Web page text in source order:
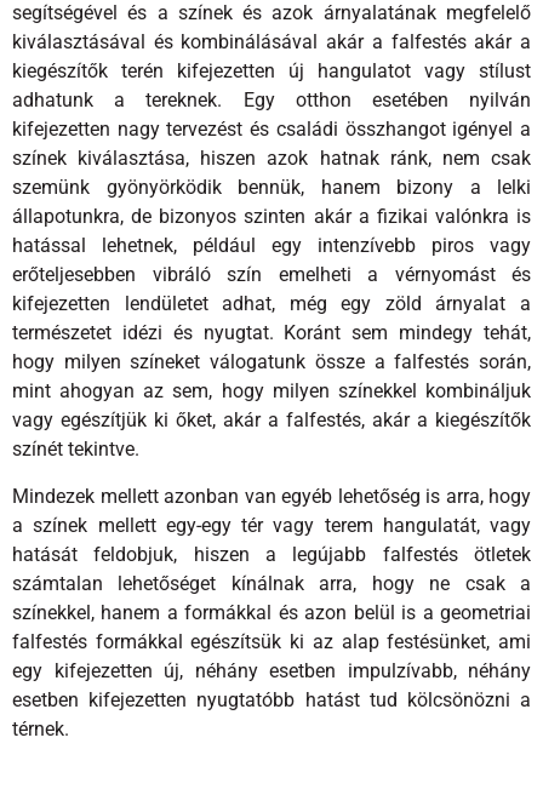
segítségével és a színek és azok árnyalatának megfelelő
kiválasztásával és kombinálásával akár a falfestés akár a
kiegészítők terén kifejezetten új hangulatot vagy stílust
adhatunk a tereknek. Egy otthon esetében nyilván
kifejezetten nagy tervezést és családi összhangot igényel a
színek kiválasztása, hiszen azok hatnak ránk, nem csak
szemünk gyönyörködik bennük, hanem bizony a lelki
állapotunkra, de bizonyos szinten akár a fizikai valónkra is
hatással lehetnek, például egy intenzívebb piros vagy
erőteljesebben vibráló szín emelheti a vérnyomást és
kifejezetten lendületet adhat, még egy zöld árnyalat a
természetet idézi és nyugtat. Koránt sem mindegy tehát,
hogy milyen színeket válogatunk össze a falfestés során,
mint ahogyan az sem, hogy milyen színekkel kombináljuk
vagy egészítjük ki őket, akár a falfestés, akár a kiegészítők
színét tekintve.
Mindezek mellett azonban van egyéb lehetőség is arra, hogy
a színek mellett egy-egy tér vagy terem hangulatát, vagy
hatását feldobjuk, hiszen a legújabb falfestés ötletek
számtalan lehetőséget kínálnak arra, hogy ne csak a
színekkel, hanem a formákkal és azon belül is a geometriai
falfestés formákkal egészítsük ki az alap festésünket, ami
egy kifejezetten új, néhány esetben impulzívabb, néhány
esetben kifejezetten nyugtatóbb hatást tud kölcsönözni a
térnek.